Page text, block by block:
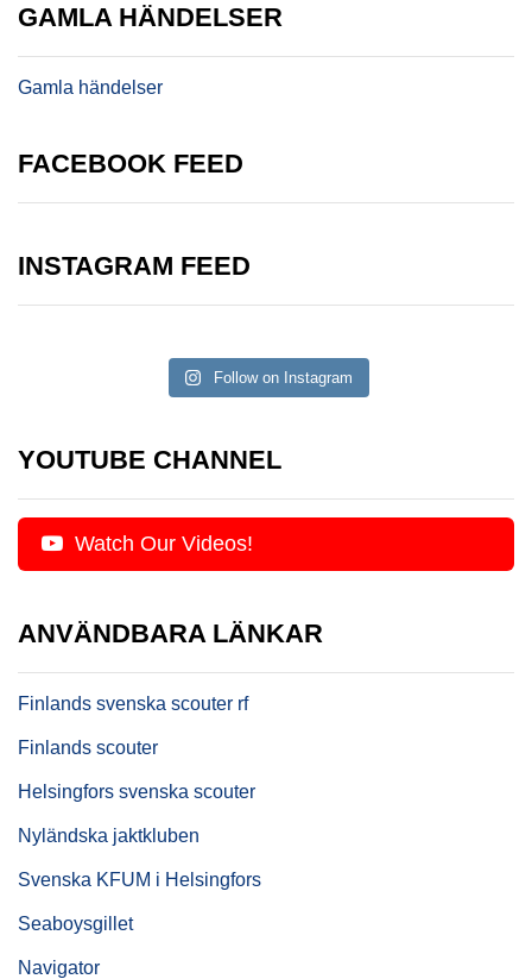
GAMLA HÄNDELSER
Gamla händelser
FACEBOOK FEED
INSTAGRAM FEED
Follow on Instagram
YOUTUBE CHANNEL
Watch Our Videos!
ANVÄNDBARA LÄNKAR
Finlands svenska scouter rf
Finlands scouter
Helsingfors svenska scouter
Nyländska jaktkluben
Svenska KFUM i Helsingfors
Seaboysgillet
Navigator